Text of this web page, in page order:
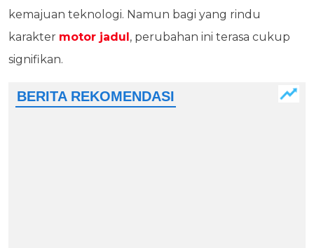
kemajuan teknologi. Namun bagi yang rindu
karakter motor jadul , perubahan ini terasa cukup
signifikan.